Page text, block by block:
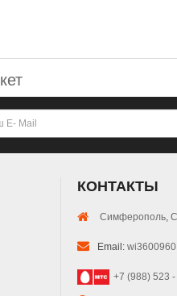
КОНТАКТЫ
Симферополь,
Email:
+7 (988) 523 -